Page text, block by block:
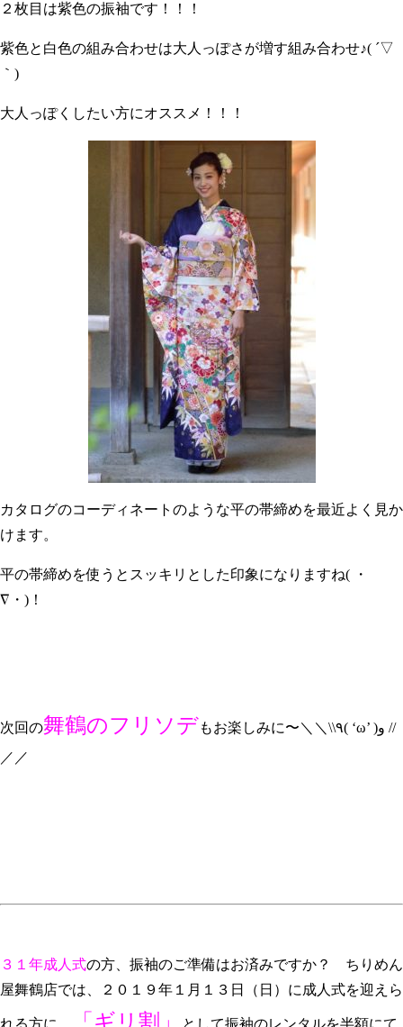
２枚目は紫色の振袖です！！！
紫色と白色の組み合わせは大人っぽさが増す組み合わせ♪( ´▽
｀)
大人っぽくしたい方にオススメ！！！
カタログのコーディネートのような平の帯締めを最近よく見か
けます。
平の帯締めを使うとスッキリとした印象になりますね( ・
∇・)！
次回の舞鶴のフリソデもお楽しみに〜＼＼\\٩( ‘ω’ )و //
／／
３１年成人式の方、振袖のご準備はお済みですか？ ちりめん
屋舞鶴店では、２０１９年１月１３日（日）に成人式を迎えら
「ギリ割」